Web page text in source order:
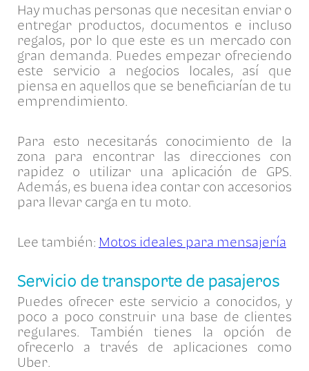
Hay muchas personas que necesitan enviar o
entregar productos, documentos e incluso
regalos, por lo que este es un mercado con
gran demanda. Puedes empezar ofreciendo
este servicio a negocios locales, así que
piensa en aquellos que se beneficiarían de tu
emprendimiento.
Para esto necesitarás conocimiento de la
zona para encontrar las direcciones con
rapidez o utilizar una aplicación de GPS.
Además, es buena idea contar con accesorios
para llevar carga en tu moto.
Lee también: Motos ideales para mensajería
Servicio de transporte de pasajeros
Puedes ofrecer este servicio a conocidos, y
poco a poco construir una base de clientes
regulares. También tienes la opción de
ofrecerlo a través de aplicaciones como
Uber.